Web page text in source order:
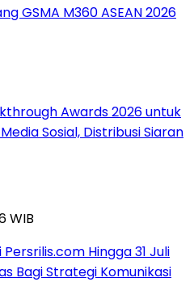
GSMA M360 ASEAN 2026
Awards 2026 untuk
Sosial, Distribusi Siaran
WIB
Hingga 31 Juli
Bagi Strategi Komunikasi